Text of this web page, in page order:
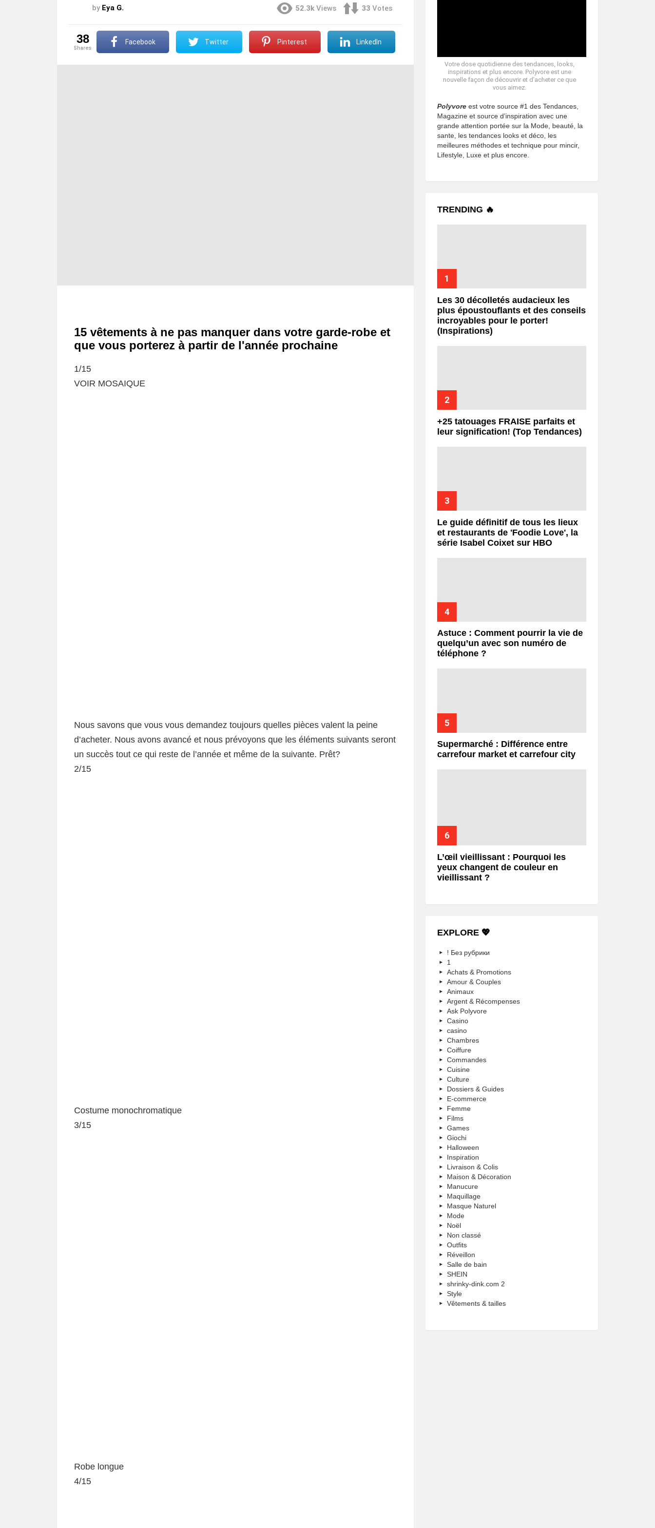
by Eya G. 52.3k Views 33 Votes
38
shares
Facebook Twitter Pinterest LinkedIn
15 vêtements à ne pas manquer dans votre garde-robe et
que vous porterez à partir de l'année prochaine
1/15
VOIR MOSAIQUE
Nous savons que vous vous demandez toujours quelles pièces valent la peine
d’acheter. Nous avons avancé et nous prévoyons que les éléments suivants seront
un succès tout ce qui reste de l’année et même de la suivante. Prêt?
2/15
Costume monochromatique
3/15
Robe longue
4/15
Votre dose quotidienne des tendances, looks,
inspirations et plus encore. Polyvore est une
nouvelle façon de découvrir et d’acheter ce que
vous aimez.
Polyvore est votre source #1 des Tendances,
Magazine et source d’inspiration avec une
grande attention portée sur la Mode, beauté, la
sante, les tendances looks et déco, les
meilleures méthodes et technique pour mincir,
Lifestyle, Luxe et plus encore.
TRENDING 🔥
Les 30 décolletés audacieux les
plus époustouflants et des conseils
incroyables pour le porter!
(Inspirations)
+25 tatouages ​​FRAISE parfaits et
leur signification! (Top Tendances)
Le guide définitif de tous les lieux
et restaurants de 'Foodie Love', la
série Isabel Coixet sur HBO
Astuce : Comment pourrir la vie de
quelqu’un avec son numéro de
téléphone ?
Supermarché : Différence entre
carrefour market et carrefour city
L’œil vieillissant : Pourquoi les
yeux changent de couleur en
vieillissant ?
EXPLORE 💖
! Без рубрики
1
Achats & Promotions
Amour & Couples
Animaux
Argent & Récompenses
Ask Polyvore
Casino
casino
Chambres
Coiffure
Commandes
Cuisine
Culture
Dossiers & Guides
E-commerce
Femme
Films
Games
Giochi
Halloween
Inspiration
Livraison & Colis
Maison & Décoration
Manucure
Maquillage
Masque Naturel
Mode
Noël
Non classé
Outfits
Réveillon
Salle de bain
SHEIN
shrinky-dink.com 2
Style
Vêtements & tailles